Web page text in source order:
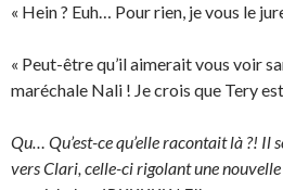
« Hein ? Euh… Pour rien, je vous le
« Peut-être qu’il aimerait vous voir
maréchale Nali ! Je crois que Tery
Qu… Qu’est-ce qu’elle racontait là ?! Il
vers Clari, celle-ci rigolant une